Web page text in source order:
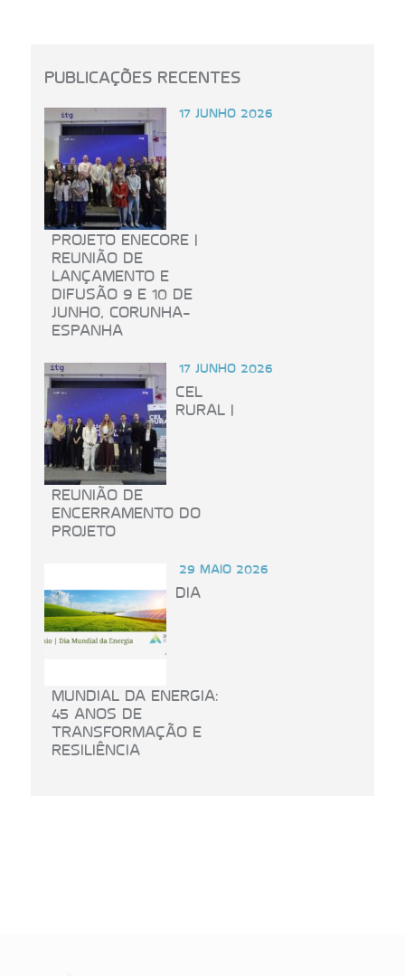
PUBLICAÇÕES RECENTES
PROJETO ENECORE |
REUNIÃO DE
LANÇAMENTO E
DIFUSÃO 9 E 10 DE
JUNHO, CORUNHA-
ESPANHA
17 JUNHO 2026
CEL
RURAL |
REUNIÃO DE
ENCERRAMENTO DO
PROJETO
17 JUNHO 2026
DIA
MUNDIAL DA ENERGIA:
45 ANOS DE
TRANSFORMAÇÃO E
RESILIÊNCIA
29 MAIO 2026